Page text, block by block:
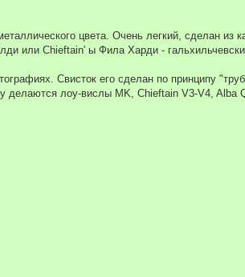
цвета. Очень легкий, сделан из
или Chieftain' ы Фила Харди -
Свисток его сделан по принципу
делаются лоу-вислы MK, Chieftain V3-V4, Alba